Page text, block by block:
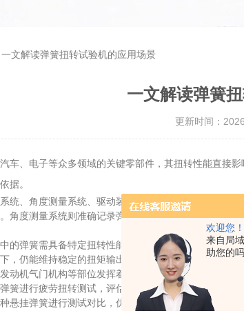
欢迎您！
来自局
助您的
一文解读弹簧扭转试验机的应用场景
一文解读弹簧
更新时间：
、电子等众多领域的关键零部件，其扭转性能直接影
据。
统、角度测量系统、驱动装置以及控制系统等构成。
角度测量系统则准确记录弹簧扭转的角度变化。控制
弹簧需具备特定扭转性能，以满足不同工作需求。
，仍能维持稳定的扭矩输出，保证机床加工精度。通
机气门机构等部位发挥着关键作用。在汽车悬挂系
簧进行疲劳扭转测试，评估弹簧在长期使用后的性能
悬挂弹簧进行测试对比，优化弹簧设计，使车辆在颠